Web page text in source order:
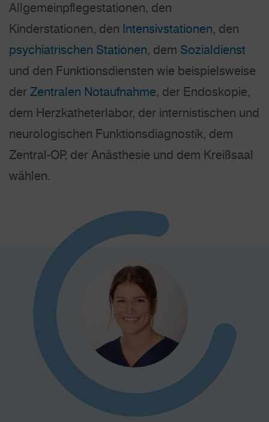
Allgemeinpflegestationen, den
Kinderstationen, den Intensivstationen, den
psychiatrischen Stationen, dem Sozialdienst
und den Funktionsdiensten wie beispielsweise
der Zentralen Notaufnahme, der Endoskopie,
dem Herzkatheter­labor, der internistischen und
neurologischen Funktions­diagnostik, dem
Zentral-OP, der Anästhesie und dem Kreißsaal
wählen.